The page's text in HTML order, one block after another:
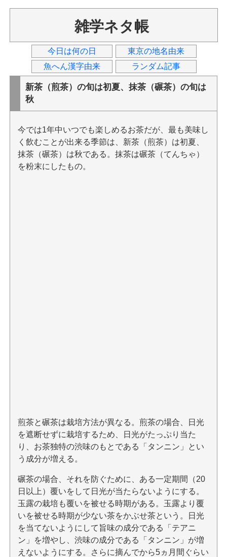
雑学ネタ帳
今日は何の日
東京の地名由来
魚へん漢字由来
ランダム記事
新茶（煎茶）の旬は初夏、抹茶（碾茶）の旬は
秋
今では1年中いつでも楽しめるお茶だが、最も美味し
く飲むことが出来る季節は、新茶（煎茶）は初夏、
抹茶（碾茶）は秋である。抹茶は碾茶（てんちゃ）
を粉末にしたもの。
煎茶と碾茶は栽培方法が異なる。煎茶の場合、日光
を遮断せずに栽培するため、日光がたっぷり当た
り、お茶独特の渋味のもとである「タンニン」とい
う成分が増える。
碾茶の場合、それを防ぐために、ある一定期間（20
日以上）覆いをして日光が当たらないようにする。
玉露の栽培も覆いを被せる時期がある。玉露より覆
いを被せる時期が少ない茶をかぶせ茶という。日光
を当てないようにして旨味の成分である「テアニ
ン」を増やし、渋味の成分である「タンニン」が増
えないようにする。さらに摘んでから5ヵ月間ぐらい